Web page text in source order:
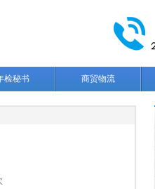
检秘书 商贸物流